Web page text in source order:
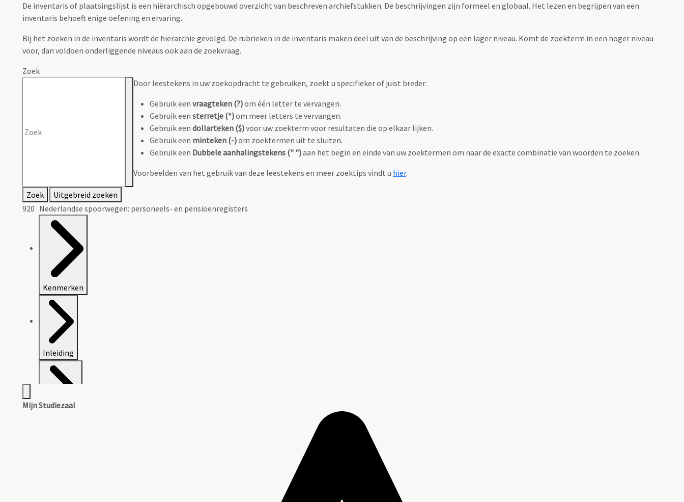
De inventaris of plaatsingslijst is een hiërarchisch opgebouwd overzicht van beschreven archiefstukken. De beschrijvingen zijn formeel en globaal. Het lezen en begrijpen van een
inventaris behoeft enige oefening en ervaring.
Bij het zoeken in de inventaris wordt de hiërarchie gevolgd. De rubrieken in de inventaris maken deel uit van de beschrijving op een lager niveau. Komt de zoekterm in een hoger niveau
voor, dan voldoen onderliggende niveaus ook aan de zoekvraag.
Zoek
Door leestekens in uw zoekopdracht te gebruiken, zoekt u specifieker of juist breder:
Gebruik een vraagteken (?)om één letter te vervangen.
Gebruik een sterretje (*)om meer letters te vervangen.
Gebruik een dollarteken ($)voor uw zoekterm voor resultaten die op elkaar lijken.
Gebruik een minteken (-)om zoektermen uit te sluiten.
Gebruik een Dubbele aanhalingstekens (" ")aan het begin en einde van uw zoektermen om naar de exacte combinatie van woorden te zoeken.
Voorbeelden van het gebruik van deze leestekens en meer zoektips vindt u hier.
Zoek
Uitgebreid zoeken
920 Nederlandse spoorwegen: personeels- en pensioenregisters
Kenmerken
Inleiding
Mijn Studiezaal